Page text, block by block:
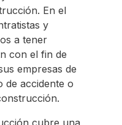
En el
y
a tener
con el fin de
empresas de
de accidente o
cubre una